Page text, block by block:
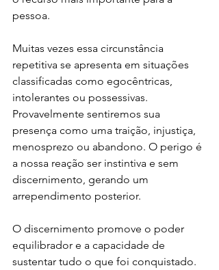
pessoa.
Muitas vezes essa circunstância
repetitiva se apresenta em situações
classificadas como egocêntricas,
intolerantes ou possessivas.
Provavelmente sentiremos sua
presença como uma traição, injustiça,
menosprezo ou abandono. O perigo é
a nossa reação ser instintiva e sem
discernimento, gerando um
arrependimento posterior.
O discernimento promove o poder
equilibrador e a capacidade de
sustentar tudo o que foi conquistado.